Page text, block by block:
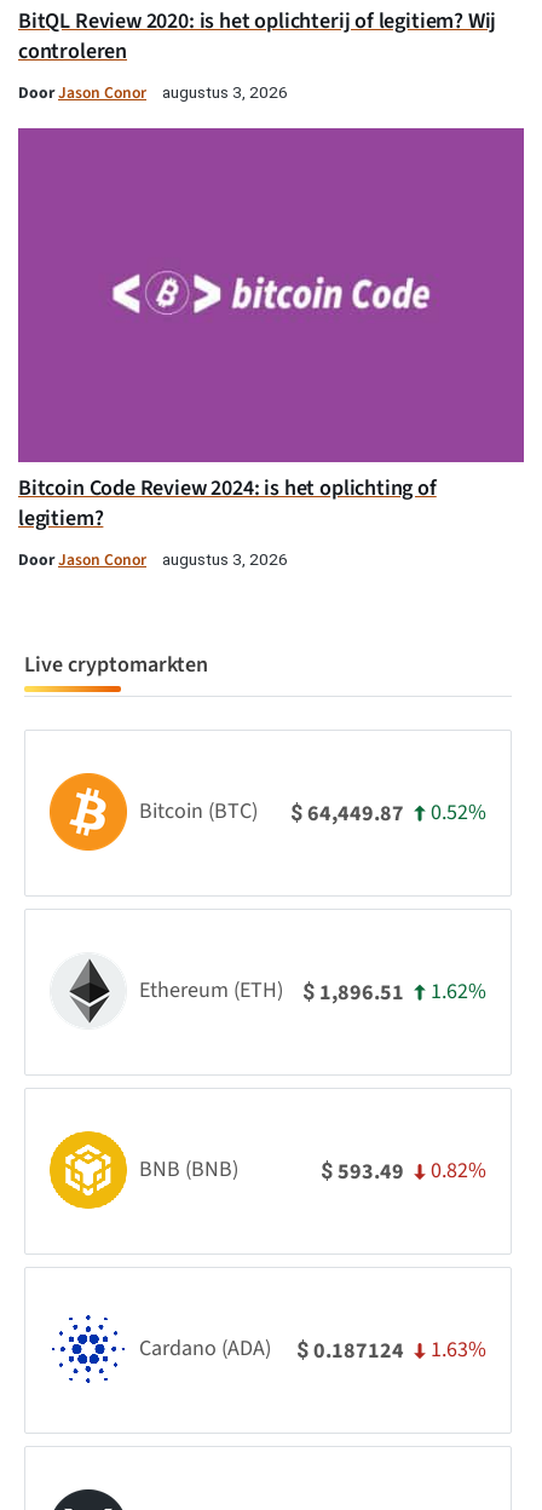
BitQL Review 2020: is het oplichterij of legitiem? Wij
controleren
DoorJason Conor augustus 3, 2026
Bitcoin Code Review 2024: is het oplichting of
legitiem?
DoorJason Conor augustus 3, 2026
Live cryptomarkten
Bitcoin (BTC) $64,449.87 0.52%
Ethereum (ETH) $ 1,896.51 1.62%
BNB (BNB) $593.49 0.82%
Cardano (ADA) $0.187124 1.63%